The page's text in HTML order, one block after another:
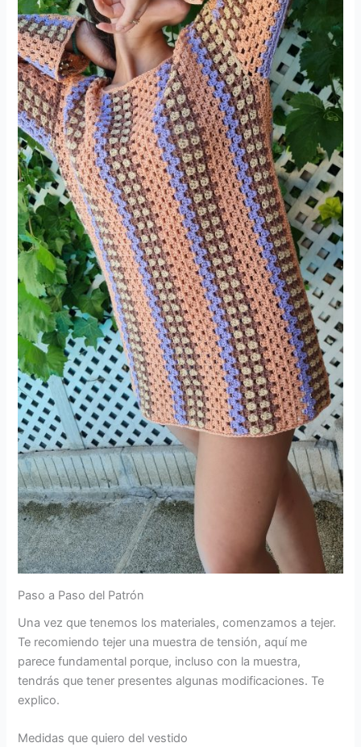
Paso a Paso del Patrón
Una vez que tenemos los materiales, comenzamos a tejer.
Te recomiendo tejer una muestra de tensión, aquí me
parece fundamental porque, incluso con la muestra,
tendrás que tener presentes algunas modificaciones. Te
explico.
Medidas que quiero del vestido